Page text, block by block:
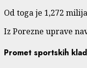
Od toga je 1,272
Iz Porezne uprave
Promet sportskih